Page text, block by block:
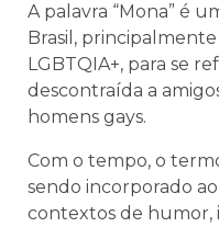
A palavra “Mona” é
Brasil,
LGBTQIA+, para se
descontraída a
homens gays.
Com o tempo, o
sendo incorporado
contextos de humor,